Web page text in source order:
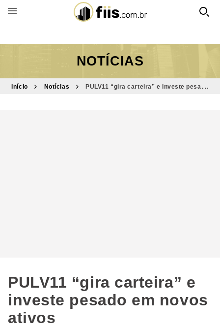
BUSCAR POR FUNDO
NOTÍCIAS
Início Notícias
PULV11 “gira carteira” e investe pesado
PULV11 “gira carteira” e
investe pesado em novos
ativos